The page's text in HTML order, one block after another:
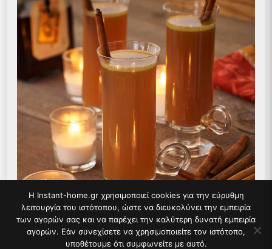
Συνταγή για Ζεστό βουτυρένιο ρούμι
Η Instant-home.gr χρησιμοποιεί cookies για την εύρυθμη
λειτουργία του ιστότοπου, ώστε να διευκολύνει την εμπειρία
των αγορών σας και να παρέχει την καλύτερη δυνατή εμπειρία
αγορών. Εάν συνεχίσετε να χρησιμοποιείτε τον ιστότοπο,
υποθέτουμε ότι συμφωνείτε με αυτό.